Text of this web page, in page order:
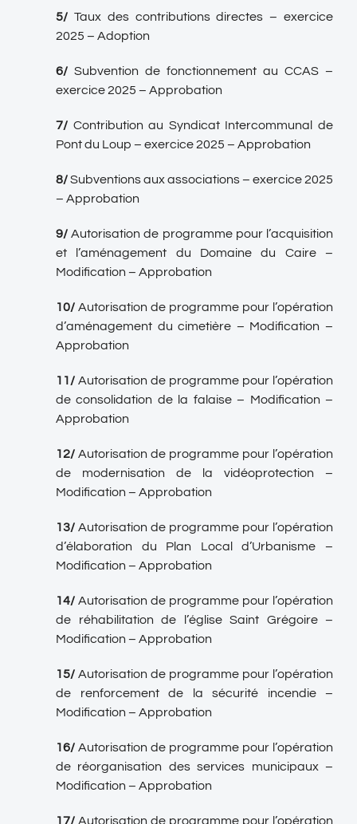
5/ Taux des contributions directes – exercice
2025 – Adoption
6/ Subvention de fonctionnement au CCAS –
exercice 2025 – Approbation
7/ Contribution au Syndicat Intercommunal de
Pont du Loup – exercice 2025 – Approbation
8/Subventions aux associations – exercice 2025
– Approbation
9/ Autorisation de programme pour l’acquisition
et l’aménagement du Domaine du Caire –
Modification – Approbation
10/ Autorisation de programme pour l’opération
d’aménagement du cimetière – Modification –
Approbation
11/ Autorisation de programme pour l’opération
de consolidation de la falaise – Modification –
Approbation
12/ Autorisation de programme pour l’opération
de modernisation de la vidéoprotection –
Modification – Approbation
13/ Autorisation de programme pour l’opération
d’élaboration du Plan Local d’Urbanisme –
Modification – Approbation
14/ Autorisation de programme pour l’opération
de réhabilitation de l’église Saint Grégoire –
Modification – Approbation
15/ Autorisation de programme pour l’opération
de renforcement de la sécurité incendie –
Modification – Approbation
16/ Autorisation de programme pour l’opération
de réorganisation des services municipaux –
Modification – Approbation
17/ Autorisation de programme pour l’opération